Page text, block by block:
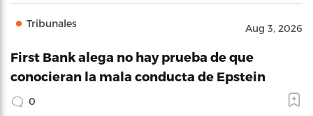
Tribunales Aug 3, 2026
First Bank alega no hay prueba de que
conocieran la mala conducta de Epstein
0